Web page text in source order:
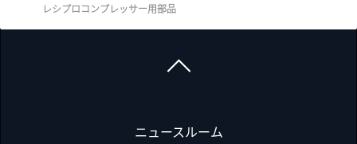
レシプロコンプレッサー用部品
ニュースルーム